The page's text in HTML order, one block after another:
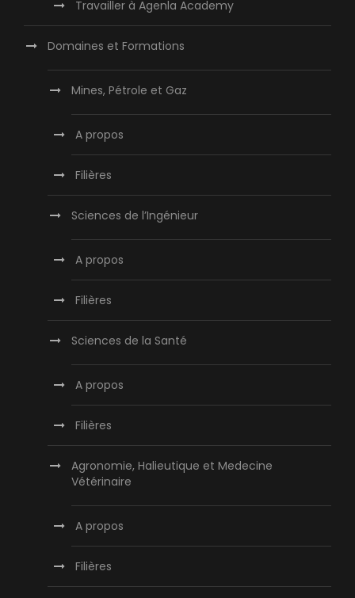
Travailler à Agenla Academy
Domaines et Formations
Mines, Pétrole et Gaz
A propos
Filières
Sciences de l’Ingénieur
A propos
Filières
Sciences de la Santé
A propos
Filières
Agronomie, Halieutique et Medecine
Vétérinaire
A propos
Filières